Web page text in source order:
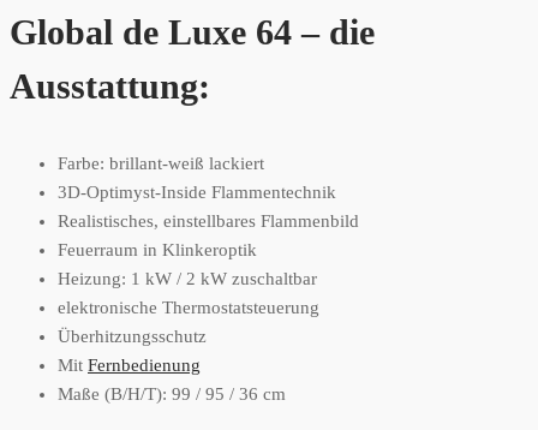
Global de Luxe 64 – die
Ausstattung:
Farbe: brillant-weiß lackiert
3D-Optimyst-Inside Flammentechnik
Realistisches, einstellbares Flammenbild
Feuerraum in Klinkeroptik
Heizung: 1 kW / 2 kW zuschaltbar
elektronische Thermostatsteuerung
Überhitzungsschutz
Mit Fernbedienung
Maße (B/H/T): 99 / 95 / 36 cm